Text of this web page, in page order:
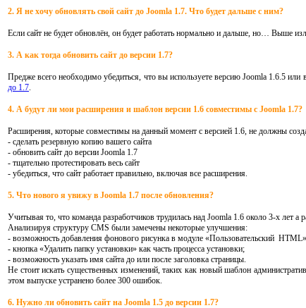
2. Я не хочу обновлять свой сайт до Joomla 1.7. Что будет дальше с ним?
Если сайт не будет обновлён, он будет работать нормально и дальше, но… Выше
3. А как тогда обновить сайт до версии 1.7?
Предже всего необходимо убедиться, что вы используете версию Joomla 1.6.5
до 1.7.
4. А будут ли мои расширения и шаблон версии 1.6 совместимы с Joomla 1.7?
Расширения, которые совместимы на данный момент с версией 1.6, не должны
- сделать резервную копию вашего сайта
- обновить сайт до версии Joomla 1.7
- тщательно протестировать весь сайт
- убедиться, что сайт работает правильно, включая все расширения.
5. Что нового я увижу в Joomla 1.7 после обновления?
Учитывая то, что команда разработчиков трудилась над Joomla 1.6 около 3-х лет
Анализируя структуру CMS были замечены некоторые улучшения:
- возможность добавления фонового рисунка в модуле «Пользовательский
- кнопка «Удалить папку установки» как часть процесса установки;
- возможность указать имя сайта до или после заголовка страницы.
Не стоит искать существенных изменений, таких как новый шаблон
этом выпуске устранено более 300 ошибок.
6. Нужно ли обновить сайт на Joomla 1.5 до версии 1.7?